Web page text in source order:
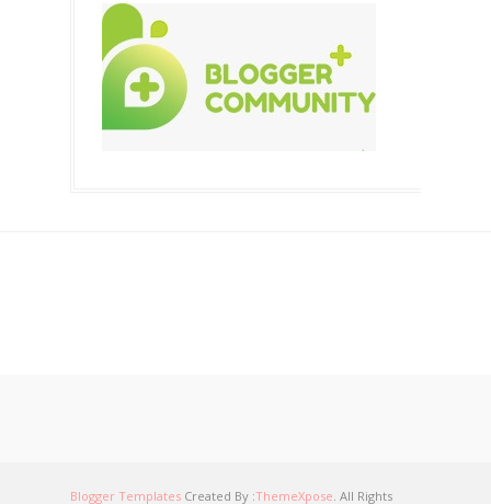
Blogger Templates Created By :ThemeXpose. All Rights